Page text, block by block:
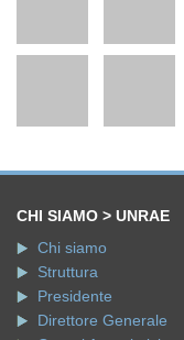
CHI SIAMO > UNRAE
Chi siamo
Struttura
Presidente
Direttore Generale